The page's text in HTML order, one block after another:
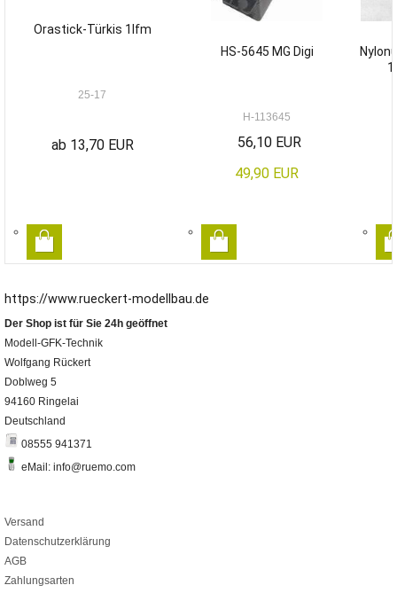
Orastick-Türkis 1lfm
25-17
ab 13,70 EUR
HS-5645 MG Digi
H-113645
56,10 EUR
49,90 EUR
https://www.rueckert-modellbau.de
Der Shop ist für Sie 24h geöffnet
Modell-GFK-Technik
Wolfgang Rückert
Doblweg 5
94160 Ringelai
Deutschland
08555 941371
eMail: info@ruemo.com
Versand
Datenschutzerklärung
AGB
Zahlungsarten